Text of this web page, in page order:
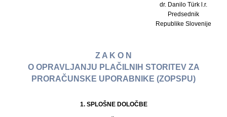
dr. Danilo Türk l.r.
Predsednik
Republike Slovenije
Z A K O N
O OPRAVLJANJU PLAČILNIH STORITEV ZA
PRORAČUNSKE UPORABNIKE (ZOPSPU)
1. SPLOŠNE DOLOČBE